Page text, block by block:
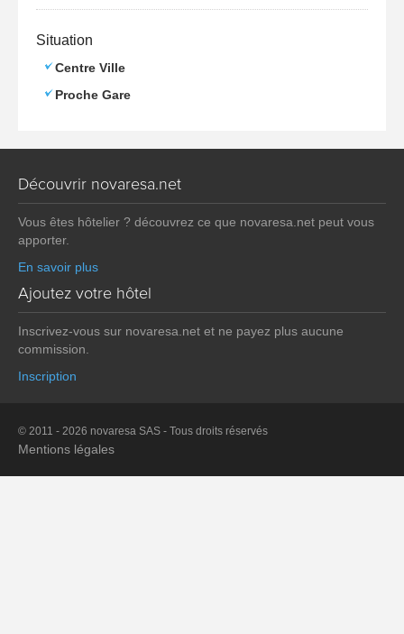
Situation
Centre Ville
Proche Gare
Découvrir novaresa.net
Vous êtes hôtelier ? découvrez ce que novaresa.net peut vous
apporter.
En savoir plus
Ajoutez votre hôtel
Inscrivez-vous sur novaresa.net et ne payez plus aucune
commission.
Inscription
© 2011 - 2026 novaresa SAS - Tous droits réservés
Mentions légales